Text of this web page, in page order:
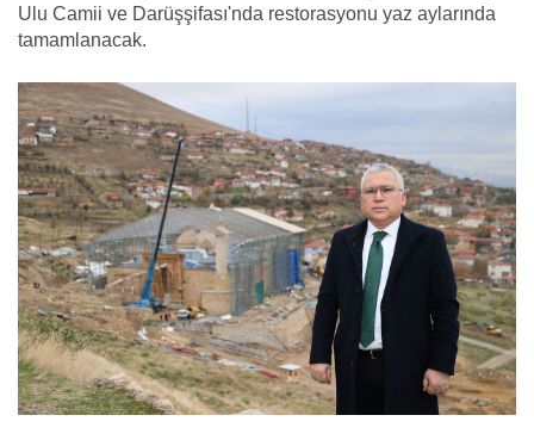
Ulu Camii ve Darüşşifası'nda restorasyonu yaz aylarında
tamamlanacak.